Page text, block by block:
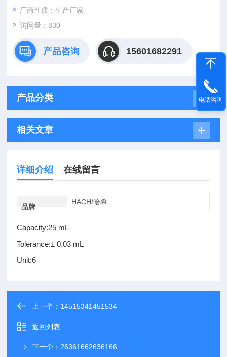
厂商性质：生产厂家
访问量：830
产品咨询 15601682291
产品分类
相关文章
详细介绍 在线留言
品牌
HACH/哈希
Capacity:25 mL
Tolerance:± 0.03 mL
Unit:6
上一个： 14515341451534
返回列表
下一个： 26361662636166
电话咨询